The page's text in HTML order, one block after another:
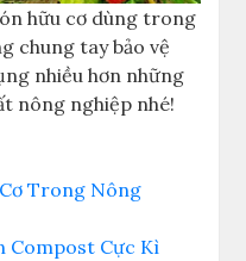
hữu cơ dùng trong
chung tay bảo vệ
nhiều hơn những
nông nghiệp nhé!
Trong Nông
Compost Cực Kì